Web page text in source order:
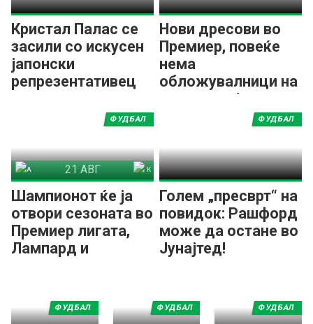
Кристал Палас се
засили со искусен
јапонски
репрезентативец
Нови дресови во
Премиер, повеќе
нема
обложувалници на
дресовите!
Шампионот ќе ја
отвори сезоната во
Премиер лигата,
Лампард и
„Емирати“
ФУДБАЛ
21 АВГ
Голем „пресврт“ на
повидок: Рашфорд
може да остане во
Јунајтед!
ФУДБАЛ
ФУДБАЛ ФУДБАЛ ФУДБАЛ